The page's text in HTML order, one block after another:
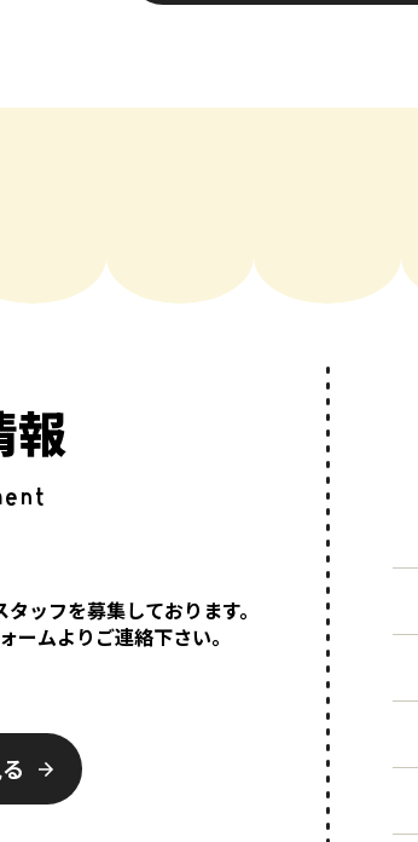
報
ッフを募集しております。
ームよりご連絡下さい。